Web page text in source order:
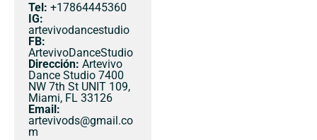
Tel: +17864445360
IG:
artevivodancestudio
FB:
ArtevivoDanceStudio
Dirección: Artevivo
Dance Studio 7400
NW 7th St UNIT 109,
Miami, FL 33126
Email:
artevivods@gmail.co
m